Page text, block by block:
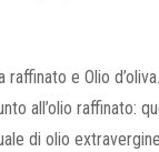
e Olio
all’olio raffinato:
di olio